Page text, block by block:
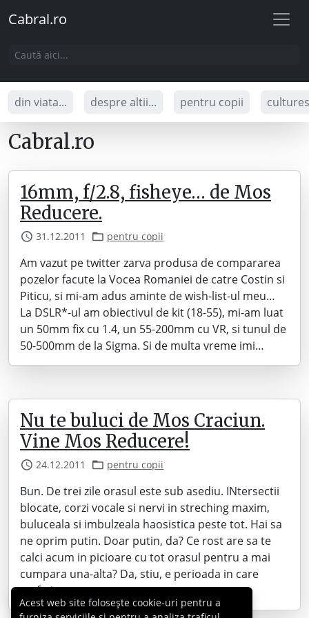
Cabral.ro
din viata... despre altii... pentru copii
Cabral.ro
16mm, f/2.8, fisheye… de Mos
Reducere.
31.12.2011 pentru copii
Am vazut pe twitter zarva produsa de compararea
pozelor facute la Vocea Romaniei de catre Costin si
Piticu, si mi-am adus aminte de wish-list-ul meu…
La DSLR*-ul am obiectivul de kit (18-55), mi-am luat
un 50mm fix cu 1.4, un 55-200mm cu VR, si tunul de
50-500mm de la Sigma. Si de multa vreme imi…
Nu te buluci de Mos Craciun.
Vine Mos Reducere!
24.12.2011 pentru copii
Bun. De trei zile orasul este sub asediu. INtersectii
blocate, corzi vocale si nervi in streching maxim,
buluceala si imbulzeala haosistica peste tot. Hai sa
ne oprim putin. Doar putin, da? Ce rost are sa te
calci acum in picioare cu tot orasul pentru a mai
cumpara una-alta? Da, stiu, e perioada in care
rasfeti…
Acest web site folosește cookie-uri pentru a